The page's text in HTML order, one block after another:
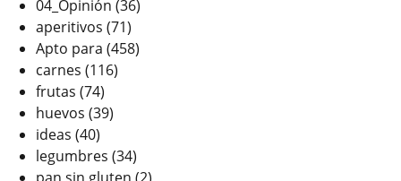
04_Opinión (36)
aperitivos (71)
Apto para (458)
carnes (116)
frutas (74)
huevos (39)
ideas (40)
legumbres (34)